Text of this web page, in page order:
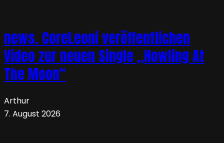
news. CoreLeoni veröffentlichen
Video zur neuen Single „Howling At
The Moon“
Arthur
7. August 2026